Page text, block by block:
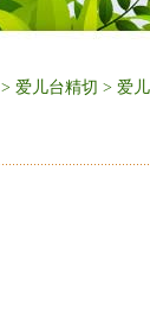
> 爱儿台精切 > 爱